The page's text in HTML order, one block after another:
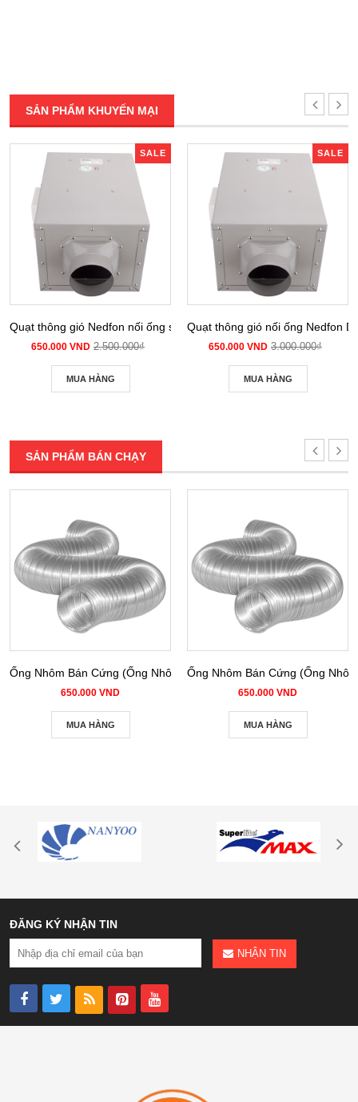
SẢN PHẨM KHUYẾN MẠI
SALE
Quạt thông gió Nedfon nối ống siêu âm DPT 10-12B
650.000 VND 2.500.000₫
MUA HÀNG
SALE
Quạt thông gió nối ống Nedfon
650.000 VND 3.000.000₫
MUA HÀNG
SẢN PHẨM BÁN CHẠY
Ống Nhôm Bán Cứng (Ống Nhôm Nhún) phi 100
650.000 VND
MUA HÀNG
Ống Nhôm Bán Cứng (Ống
650.000 VND
MUA HÀNG
ĐĂNG KÝ NHẬN TIN
NHẬN TIN